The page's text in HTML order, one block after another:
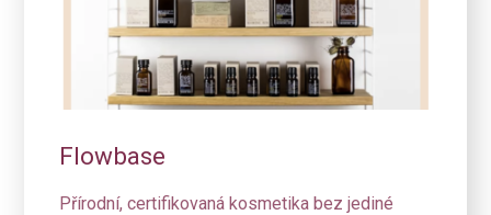
Flowbase
Přírodní, certifikovaná kosmetika bez jediné